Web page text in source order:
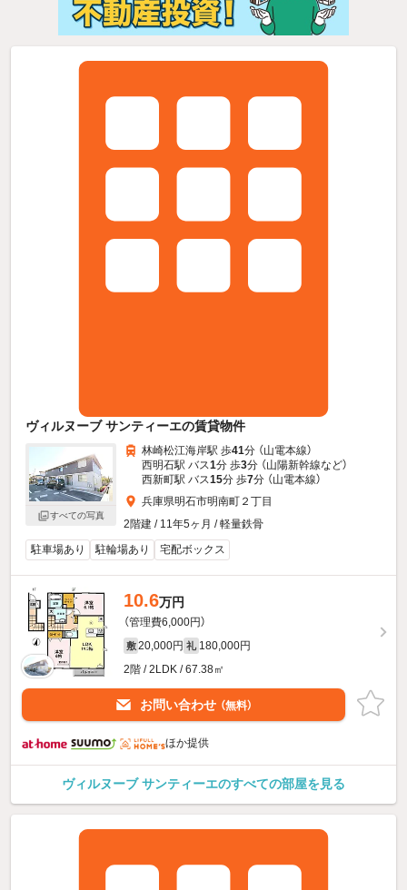
ヴィルヌーブ サンティーエの賃貸物件
すべての写真
林崎松江海岸駅 歩41分 （山電本線）
西明石駅 バス1分 歩3分 （山陽新幹線など）
西新町駅 バス15分 歩7分 （山電本線）
兵庫県明石市明南町２丁目
2階建 / 11年5ヶ月 / 軽量鉄骨
駐車場あり
駐輪場あり 宅配ボックス
10.6万円
（管理費6,000円）
敷 20,000円 礼 180,000円
2階 / 2LDK / 67.38㎡
お問い合わせ （無料）
ほか提供
ヴィルヌーブ サンティーエのすべての部屋を見る